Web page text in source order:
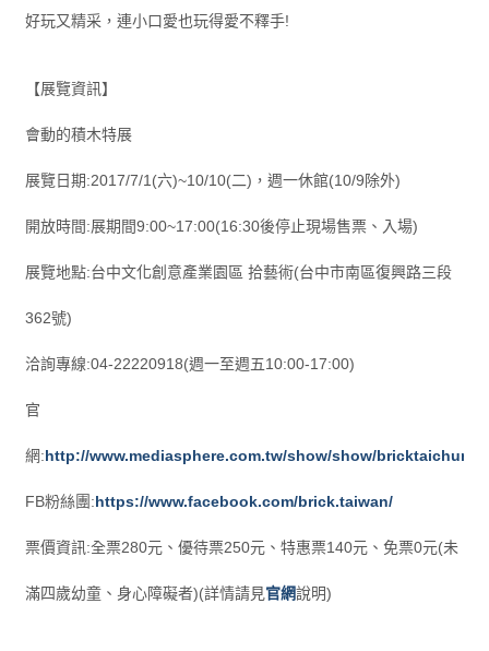
好玩又精采，連小口愛也玩得愛不釋手!
【展覽資訊】
會動的積木特展
展覽日期:2017/7/1(六)~10/10(二)，週一休館(10/9除外)
開放時間:展期間9:00~17:00(16:30後停止現場售票、入場)
展覽地點:台中文化創意產業園區 拾藝術(台中市南區復興路三段
362號)
洽詢專線:04-22220918(週一至週五10:00-17:00)
官
網:http://www.mediasphere.com.tw/show/show/bricktaichung
FB粉絲團:https://www.facebook.com/brick.taiwan/
票價資訊:全票280元、優待票250元、特惠票140元、免票0元(未
滿四歲幼童、身心障礙者)(詳情請見官網說明)